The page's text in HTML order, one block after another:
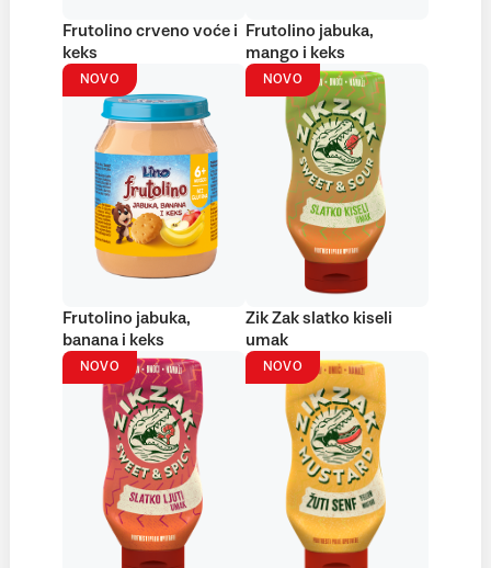
Frutolino crveno voće i
keks
Frutolino jabuka,
mango i keks
NOVO
Frutolino jabuka,
banana i keks
NOVO
Zik Zak slatko kiseli
umak
NOVO NOVO